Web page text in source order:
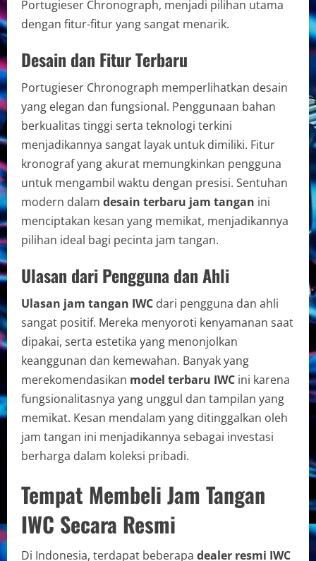
Portugieser Chronograph, menjadi pilihan utama
dengan fitur-fitur yang sangat menarik.
Desain dan Fitur Terbaru
Portugieser Chronograph memperlihatkan desain
yang elegan dan fungsional. Penggunaan bahan
berkualitas tinggi serta teknologi terkini
menjadikannya sangat layak untuk dimiliki. Fitur
kronograf yang akurat memungkinkan pengguna
untuk mengambil waktu dengan presisi. Sentuhan
modern dalam desain terbaru jam tangan ini
menciptakan kesan yang memikat, menjadikannya
pilihan ideal bagi pecinta jam tangan.
Ulasan dari Pengguna dan Ahli
Ulasan jam tangan IWC dari pengguna dan ahli
sangat positif. Mereka menyoroti kenyamanan saat
dipakai, serta estetika yang menonjolkan
keanggunan dan kemewahan. Banyak yang
merekomendasikan model terbaru IWC ini karena
fungsionalitasnya yang unggul dan tampilan yang
memikat. Kesan mendalam yang ditinggalkan oleh
jam tangan ini menjadikannya sebagai investasi
berharga dalam koleksi pribadi.
Tempat Membeli Jam Tangan
IWC Secara Resmi
Di Indonesia, terdapat beberapa dealer resmi IWC